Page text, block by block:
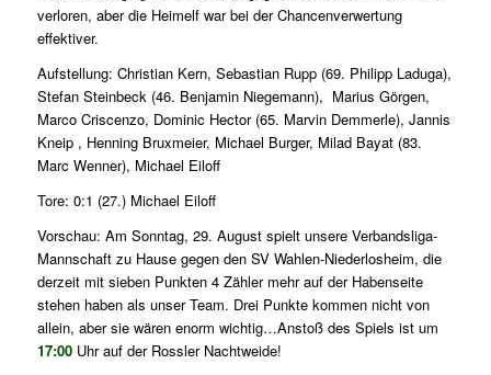
verloren, aber die Heimelf war bei der Chancenverwertung
effektiver.
Aufstellung: Christian Kern, Sebastian Rupp (69. Philipp Laduga),
Stefan Steinbeck (46. Benjamin Niegemann), Marius Görgen,
Marco Criscenzo, Dominic Hector (65. Marvin Demmerle), Jannis
Kneip , Henning Bruxmeier, Michael Burger, Milad Bayat (83.
Marc Wenner), Michael Eiloff
Tore: 0:1 (27.) Michael Eiloff
Vorschau: Am Sonntag, 29. August spielt unsere Verbandsliga-
Mannschaft zu Hause gegen den SV Wahlen-Niederlosheim, die
derzeit mit sieben Punkten 4 Zähler mehr auf der Habenseite
stehen haben als unser Team. Drei Punkte kommen nicht von
allein, aber sie wären enorm wichtig…Anstoß des Spiels ist um
17:00Uhr auf der Rossler Nachtweide!